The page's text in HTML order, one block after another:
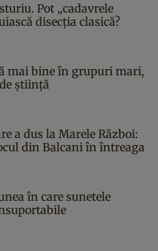
Pot „cadavrele
disecția clasică?
mai bine în grupuri mari,
știință
a dus la Marele Război:
din Balcani în întreaga
în care sunetele